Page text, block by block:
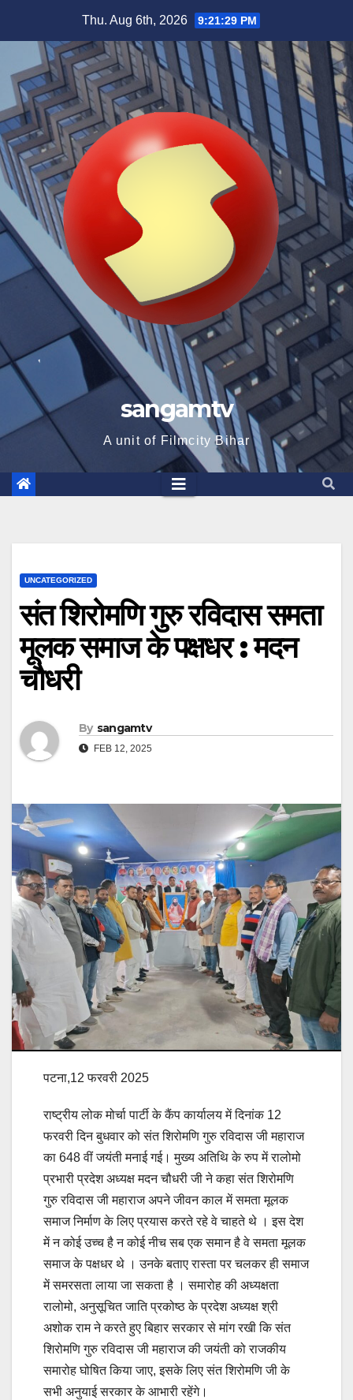
content
Thu. Aug 6th, 2026 9:21:30 PM
sangamtv
A unit of Filmcity Bihar
UNCATEGORIZED
संत शिरोमणि गुरु रविदास समता
मूलक समाज के पक्षधर : मदन
चौधरी
By sangamtv
FEB 12, 2025
पटना,12 फरवरी 2025
राष्ट्रीय लोक मोर्चा पार्टी के कैंप कार्यालय में दिनांक 12
फरवरी दिन बुधवार को संत शिरोमणि गुरु रविदास जी महाराज
का 648 वीं जयंती मनाई गई। मुख्य अतिथि के रुप में रालोमो
प्रभारी प्रदेश अध्यक्ष मदन चौधरी जी ने कहा संत शिरोमणि
गुरु रविदास जी महाराज अपने जीवन काल में समता मूलक
समाज निर्माण के लिए प्रयास करते रहे वे चाहते थे । इस देश
में न कोई उच्च है न कोई नीच सब एक समान है वे समता मूलक
समाज के पक्षधर थे । उनके बताए रास्ता पर चलकर ही समाज
में समरसता लाया जा सकता है । समारोह की अध्यक्षता
रालोमो, अनुसूचित जाति प्रकोष्ठ के प्रदेश अध्यक्ष श्री
अशोक राम ने करते हुए बिहार सरकार से मांग रखी कि संत
शिरोमणि गुरु रविदास जी महाराज की जयंती को राजकीय
समारोह घोषित किया जाए, इसके लिए संत शिरोमणि जी के
सभी अनुयाई सरकार के आभारी रहेंगे।